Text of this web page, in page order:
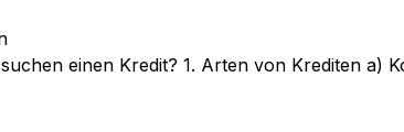
einen Kredit? 1. Arten von Krediten a)